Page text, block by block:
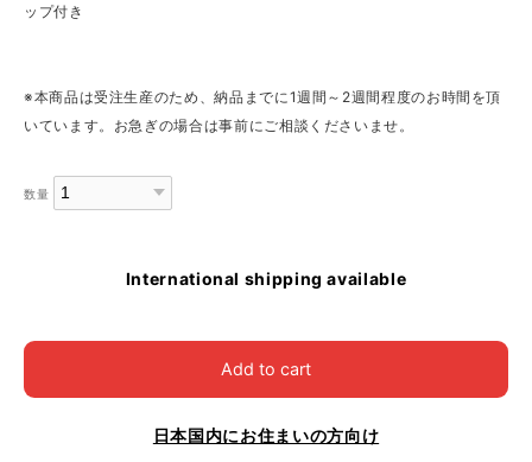
ップ付き
※本商品は受注生産のため、納品までに1週間～2週間程度のお時間を頂
いています。お急ぎの場合は事前にご相談くださいませ。
数量
International shipping available
Add to cart
日本国内にお住まいの方向け